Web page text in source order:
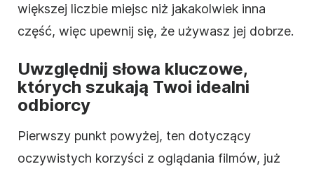
większej liczbie miejsc niż jakakolwiek inna
część, więc upewnij się, że używasz jej dobrze.
Uwzględnij słowa kluczowe,
których szukają Twoi idealni
odbiorcy
Pierwszy punkt powyżej, ten dotyczący
oczywistych korzyści z oglądania filmów, już